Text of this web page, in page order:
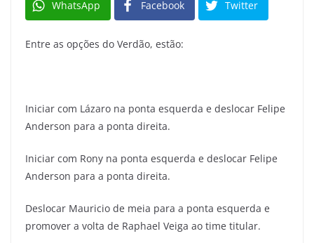
WhatsApp Facebook Twitter
Entre as opções do Verdão, estão:
Iniciar com Lázaro na ponta esquerda e deslocar Felipe
Anderson para a ponta direita.
Iniciar com Rony na ponta esquerda e deslocar Felipe
Anderson para a ponta direita.
Deslocar Mauricio de meia para a ponta esquerda e
promover a volta de Raphael Veiga ao time titular.